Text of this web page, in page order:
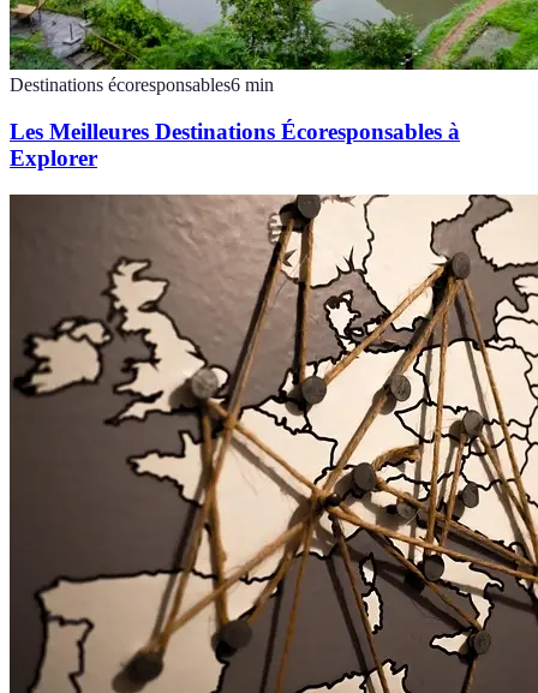
Destinations écoresponsables6 min
Les Meilleures Destinations Écoresponsables à
Explorer